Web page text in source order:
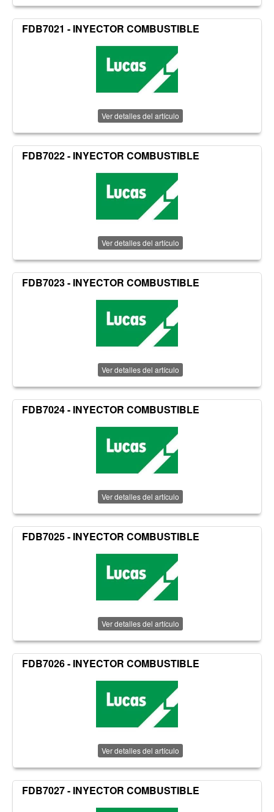
FDB7021 - INYECTOR COMBUSTIBLE
Ver detalles del artículo
FDB7022 - INYECTOR COMBUSTIBLE
Ver detalles del artículo
FDB7023 - INYECTOR COMBUSTIBLE
Ver detalles del artículo
FDB7024 - INYECTOR COMBUSTIBLE
Ver detalles del artículo
FDB7025 - INYECTOR COMBUSTIBLE
Ver detalles del artículo
FDB7026 - INYECTOR COMBUSTIBLE
Ver detalles del artículo
FDB7027 - INYECTOR COMBUSTIBLE